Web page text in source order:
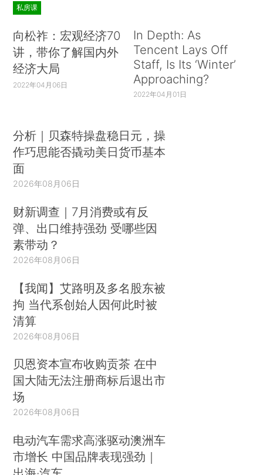
私房课
向松祚：宏观经济70
讲，带你了解国内外
经济大局
2022年04月06日
In Depth: As
Tencent Lays Off
Staff, Is Its ‘Winter’
Approaching?
2022年04月01日
分析｜贝森特操盘稳日元，操
作巧思能否撬动美日货币基本
面
2026年08月06日
财新调查｜7月消费或有反
弹、出口维持强劲 受哪些因
素带动？
2026年08月06日
【我闻】艾路明及多名股东被
拘 当代系创始人因何此时被
清算
2026年08月06日
贝恩资本宣布收购贡茶 在中
国大陆无法注册商标后退出市
场
2026年08月06日
电动汽车需求高涨驱动澳洲车
市增长 中国品牌表现强劲｜